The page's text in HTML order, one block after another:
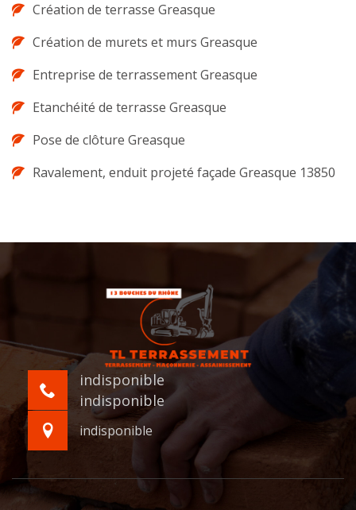
Création de terrasse Greasque
Création de murets et murs Greasque
Entreprise de terrassement Greasque
Etanchéité de terrasse Greasque
Pose de clôture Greasque
Ravalement, enduit projeté façade Greasque 13850
indisponible
indisponible
indisponible